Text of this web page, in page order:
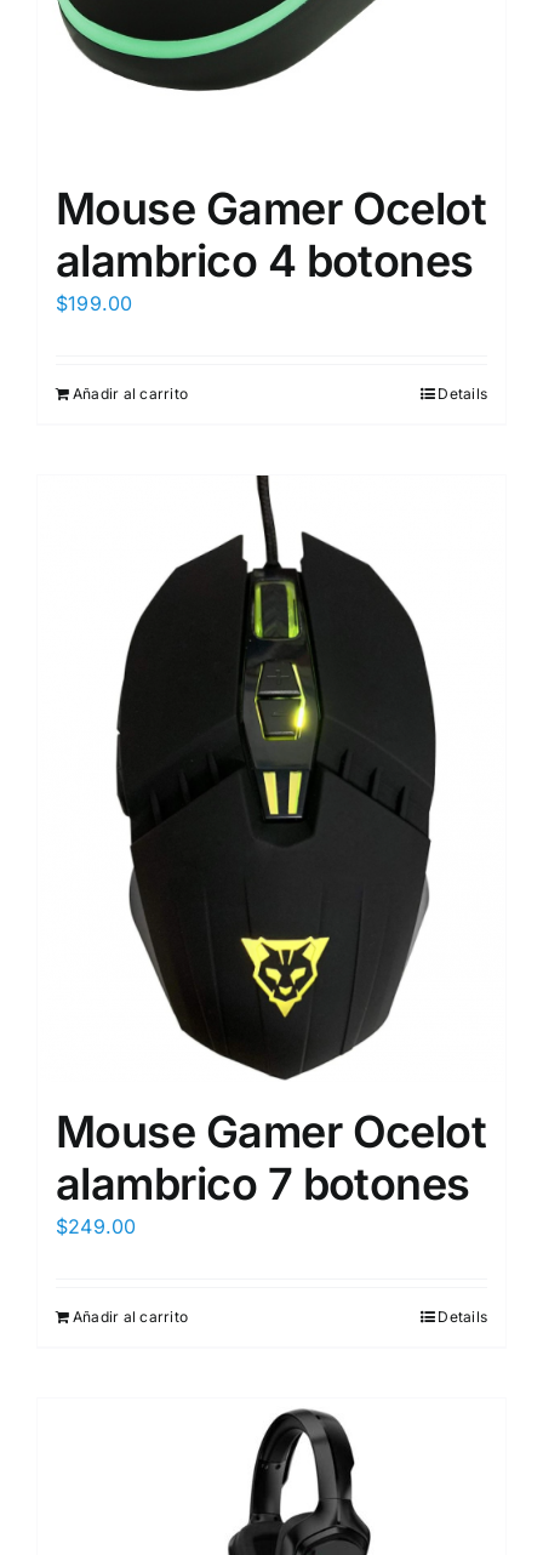
Mouse Gamer Ocelot
alambrico 4 botones
$199.00
Añadir al carrito Details
Mouse Gamer Ocelot
alambrico 7 botones
$249.00
Añadir al carrito Details